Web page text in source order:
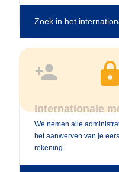
Zoek in het
Internationale
We nemen alle
het aanwerven van je
rekening.